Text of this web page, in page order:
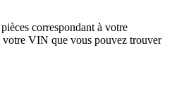
correspondant à votre
votre VIN que vous pouvez trouver